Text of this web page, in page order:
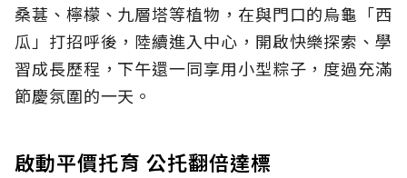
桑葚、檸檬、九層塔等植物，在與門口的烏龜「西
瓜」打招呼後，陸續進入中心，開啟快樂探索、學
習成長歷程，下午還一同享用小型粽子，度過充滿
節慶氛圍的一天。
啟動平價托育 公托翻倍達標